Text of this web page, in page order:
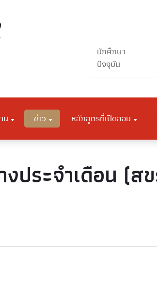
นักศึกษา
ปัจจุบัน
น ข่าว หลักสูตรที่เปิดสอน
ประจำเดือน (ส